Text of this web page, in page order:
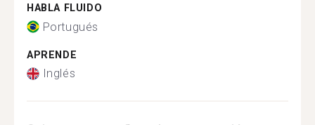
HABLA FLUIDO
Portugués
APRENDE
Inglés